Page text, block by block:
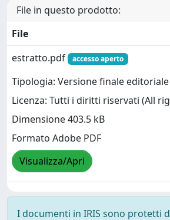
File in questo prodotto:
File
estratto.pdf
accesso aperto
Tipologia: Versione finale editoriale
Licenza: Tutti i diritti riservati (All
Dimensione 403.5 kB
Formato Adobe PDF
Visualizza/Apri
I documenti in IRIS sono protetti